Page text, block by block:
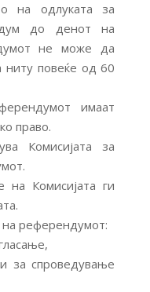
на одлуката за
до денот на
не може да
ниту повеќе од 60
имаат
право.
Комисијата за
на Комисијата ги
на референдумот:
за спроведување